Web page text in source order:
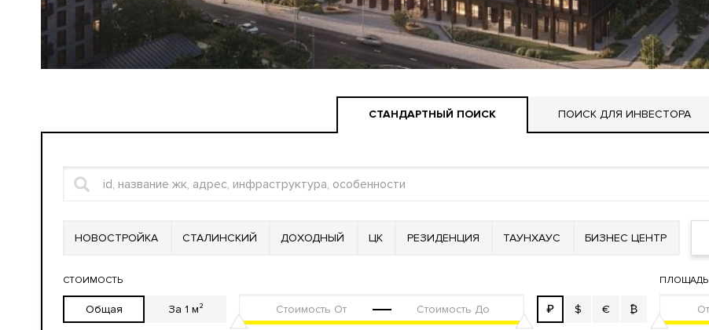
СТАНДАРТНЫЙ ПОИСК ПОИСК ДЛЯ ИНВЕСТОРА
НОВОСТРОЙКА СТАЛИНСКИЙ ДОХОДНЫЙ ЦК РЕЗИДЕНЦИЯ ТАУНХАУС БИЗНЕС ЦЕНТР
СТОИМОСТЬ
Общая За 1 м² ₽ $ € ₿
ПЛОЩАДЬ